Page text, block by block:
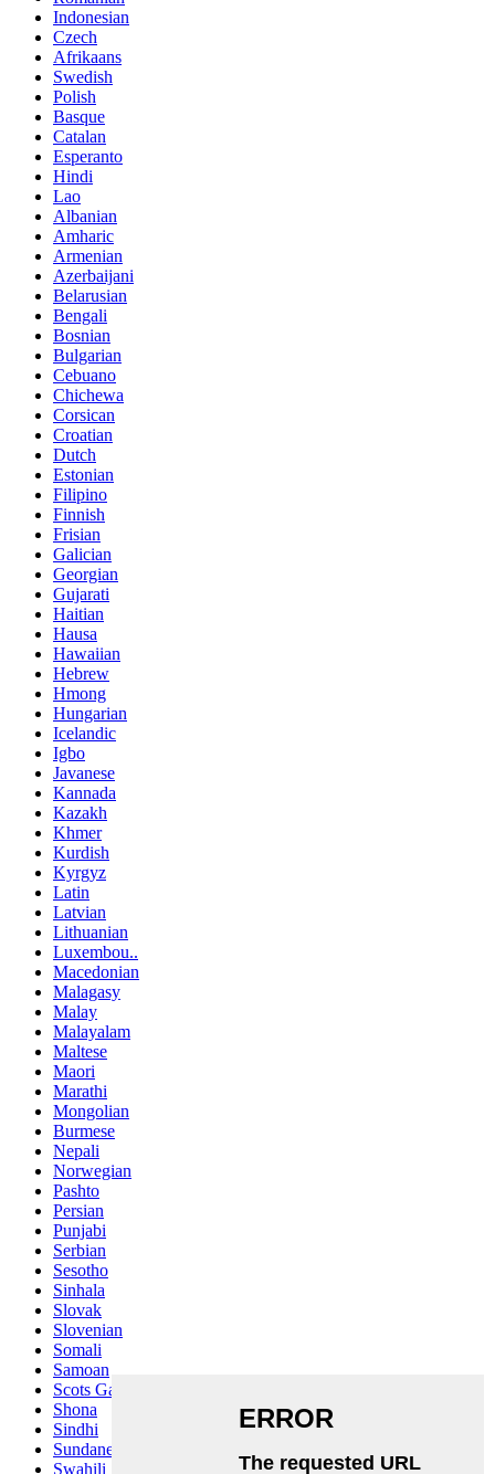
Indonesian
Czech
Afrikaans
Swedish
Polish
Basque
Catalan
Esperanto
Hindi
Lao
Albanian
Amharic
Armenian
Azerbaijani
Belarusian
Bengali
Bosnian
Bulgarian
Cebuano
Chichewa
Corsican
Croatian
Dutch
Estonian
Filipino
Finnish
Frisian
Galician
Georgian
Gujarati
Haitian
Hausa
Hawaiian
Hebrew
Hmong
Hungarian
Icelandic
Igbo
Javanese
Kannada
Kazakh
Khmer
Kurdish
Kyrgyz
Latin
Latvian
Lithuanian
Luxembou..
Macedonian
Malagasy
Malay
Malayalam
Maltese
Maori
Marathi
Mongolian
Burmese
Nepali
Norwegian
Pashto
Persian
Punjabi
Serbian
Sesotho
Sinhala
Slovak
Slovenian
Somali
Samoan
Scots Gaelic
Shona
Sindhi
Sundanese
Swahili